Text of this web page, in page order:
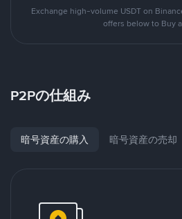
Exchange high-volume USDT on
offers below to Buy
P2Pの仕組み
暗号資産の購入 暗号資産の売却